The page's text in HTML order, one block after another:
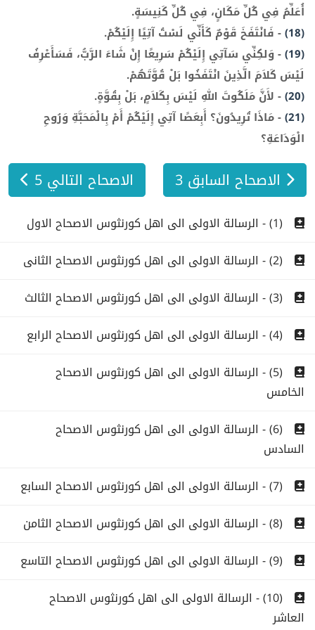
أُعَلِّمُ فِي كُلِّ مَكَانٍ، فِي كُلِّ كَنِيسَةٍ.
(18)
- فَانْتَفَخَ قَوْمٌ كَأَنِّي لَسْتُ آتِيًا إِلَيْكُمْ.
(19)
- وَلكِنِّي سَآتِي إِلَيْكُمْ سَرِيعًا إِنْ شَاءَ الرَّبُّ، فَسَأَعْرِفُ
لَيْسَ كَلاَمَ الَّذِينَ انْتَفَخُوا بَلْ قُوَّتَهُمْ.
(20)
- لأَنَّ مَلَكُوتَ اللهِ لَيْسَ بِكَلاَمٍ، بَلْ بِقُوَّةٍ.
(21)
-مَاذَا تُرِيدُونَ؟ أَبِعَصًا آتِي إِلَيْكُمْ أَمْ بِالْمَحَبَّةِ وَرُوحِ
الْوَدَاعَةِ؟
الاصحاح السابق 3 الاصحاح التالي 5
(1) - الرسالة الاولى الى اهل كورنثوس الاصحاح الاول
(2) - الرسالة الاولى الى اهل كورنثوس الاصحاح الثانى
(3) - الرسالة الاولى الى اهل كورنثوس الاصحاح الثالث
(4) - الرسالة الاولى الى اهل كورنثوس الاصحاح الرابع
(5) - الرسالة الاولى الى اهل كورنثوس الاصحاح
الخامس
(6) - الرسالة الاولى الى اهل كورنثوس الاصحاح
السادس
(7) - الرسالة الاولى الى اهل كورنثوس الاصحاح السابع
(8) - الرسالة الاولى الى اهل كورنثوس الاصحاح الثامن
(9) - الرسالة الاولى الى اهل كورنثوس الاصحاح التاسع
(10) - الرسالة الاولى الى اهل كورنثوس الاصحاح
العاشر